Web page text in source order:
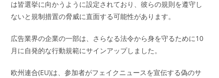
ー:
は皆選挙に向かうように設定されており、彼らの規則を遵守し
ないと規制措置の脅威に直面する可能性があります。
広告業界の企業の一部は、さらなる法令から身を守るために10
月に自発的な行動規範にサインアップしました。
欧州連合(EU)は、参加者がフェイクニュースを宣伝する偽のサ